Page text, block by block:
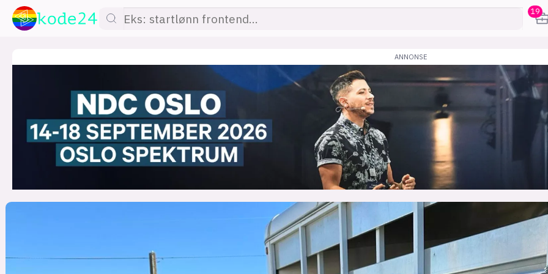
19
lønn KI karriere
utdanning sikkerhet kontor frontend backend
tilgjengelighet ukas koder inn/ut